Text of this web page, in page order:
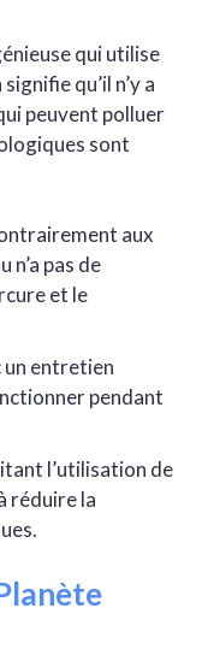
qui utilise
qu’il n’y a
peuvent polluer
sont
aux
n’a pas de
et le
un entretien
pendant
l’utilisation de
réduire la